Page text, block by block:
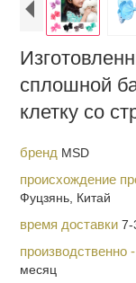
сплошной
клетку со
бренд MSD
происхождение
Фуцзянь, Китай
время доставки7-
производственно
месяц